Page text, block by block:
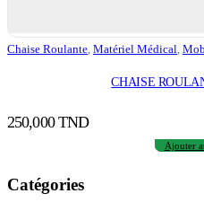
Chaise Roulante, Matériel Médical,
CHAISE
250,000TND
Ajouter
Catégories